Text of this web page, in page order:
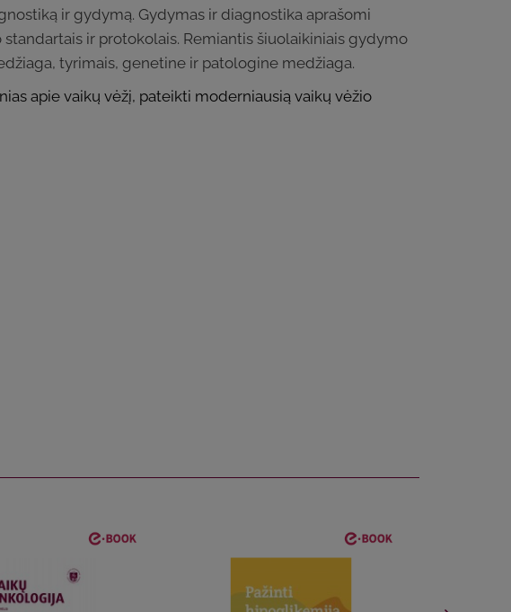
ir gydymą. Gydymas ir diagnostika aprašomi
ir protokolais. Remiantis šiuolaikiniais gydymo
tyrimais, genetine ir patologine medžiaga.
apie vaikų vėžį, pateikti moderniausią vaikų vėžio